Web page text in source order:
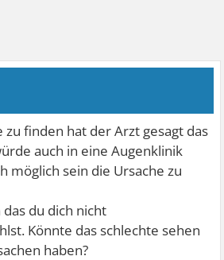
zu finden hat der Arzt gesagt das
auch in eine Augenklinik
möglich sein die Ursache zu
das du dich nicht
Könnte das schlechte sehen
haben?